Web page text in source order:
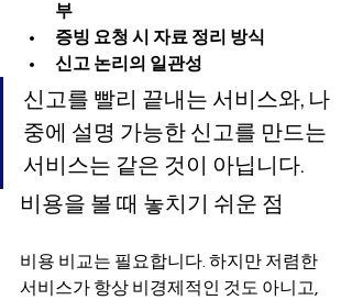
부
증빙 요청 시 자료 정리 방식
신고 논리의 일관성
신고를 빨리 끝내는 서비스와, 나
중에 설명 가능한 신고를 만드는
서비스는 같은 것이 아닙니다.
비용을 볼 때 놓치기 쉬운 점
비용 비교는 필요합니다. 하지만 저렴한
서비스가 항상 비경제적인 것도 아니고,